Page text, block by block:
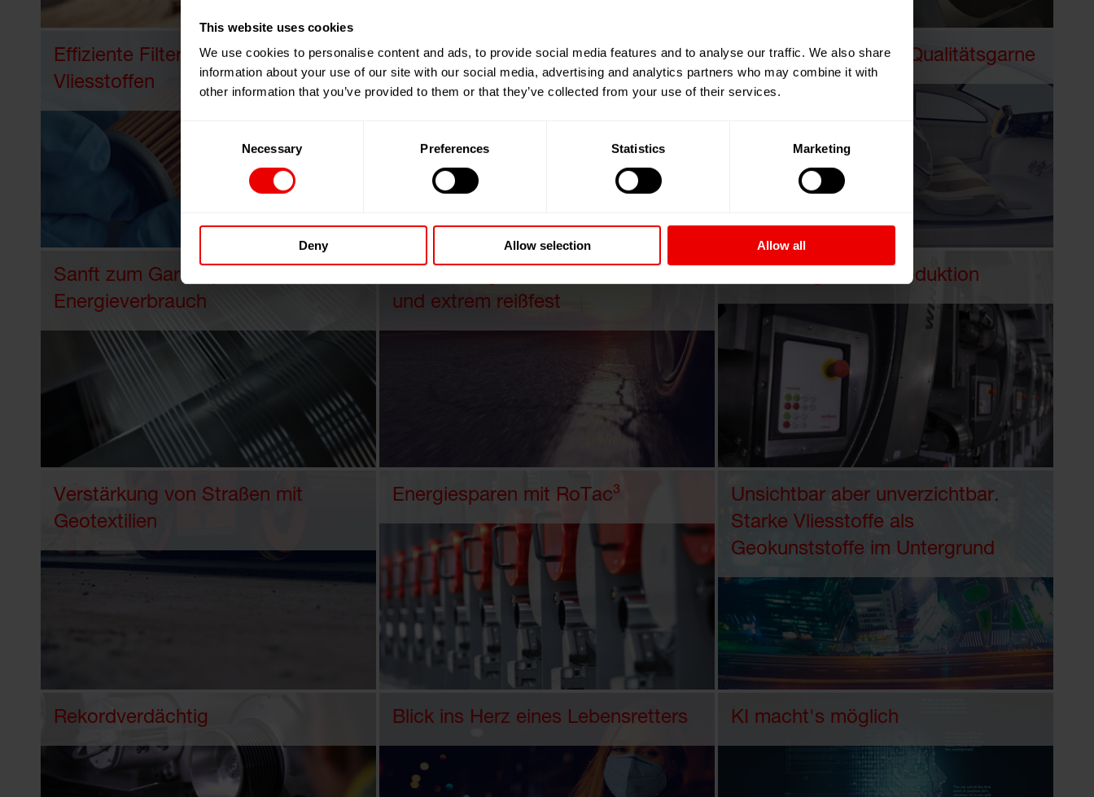
This website uses cookies
We use cookies to personalise content and ads, to provide social media features and to analyse our traffic. We also share
information about your use of our site with our social media, advertising and analytics partners who may combine it with
other information that you’ve provided to them or that they’ve collected from your use of their services.
Necessary Preferences Statistics Marketing
Deny Allow selection Allow all
Effiziente Filter aus Meltblown-
Vliesstoffen
Mit Bico-Fasern Rohstoffkosten
senken
Nachhaltig gefärbte Qualitätsgarne
Sanft zum Garn, sparsam im
Energieverbrauch
und extrem reißfest
Nachhaltige FDY Produktion
Verstärkung von Straßen mit
Geotextilien
Energiesparen mit RoTac³
Unsichtbar aber unverzichtbar.
Starke Vliesstoffe als
Geokunststoffe im Untergrund
Rekordverdächtig Blick ins Herz eines Lebensretters KI macht's möglich